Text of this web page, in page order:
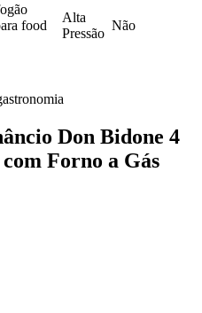
food
Alta
Pressão
Não
Don Bidone 4
Forno a Gás